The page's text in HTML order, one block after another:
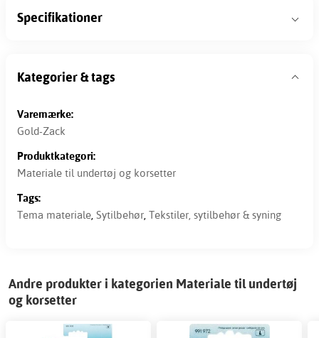
Specifikationer
Kategorier & tags
Varemærke:
Gold-Zack
Produktkategori:
Materiale til undertøj og korsetter
Tags:
Tema materiale Sytilbehør Tekstiler, sytilbehør & syning
Andre produkter i kategorien Materiale til undertøj
og korsetter